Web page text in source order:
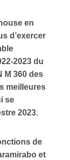
en
d’exercer
2023 du
M 360 des
meilleures
se
2023.
de
et